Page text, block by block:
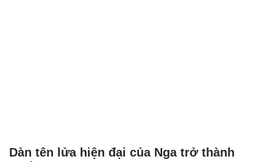
Dàn tên lửa hiện đại của Nga trở thành